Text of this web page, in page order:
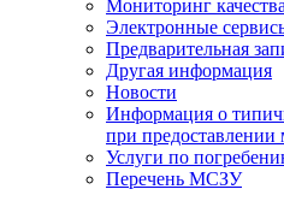
Мониторинг
Электронные
Предварительная
Другая информация
Новости
Информация о
при
Услуги по
Перечень МСЗУ